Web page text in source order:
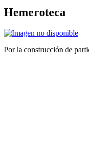
Hemeroteca
Por la construcción de